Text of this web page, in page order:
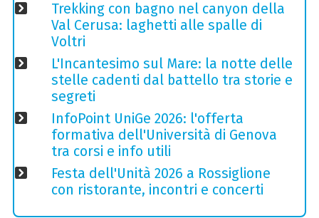
Trekking con bagno nel canyon della
Val Cerusa: laghetti alle spalle di
Voltri
L'Incantesimo sul Mare: la notte delle
stelle cadenti dal battello tra storie e
segreti
InfoPoint UniGe 2026: l'offerta
formativa dell'Università di Genova
tra corsi e info utili
Festa dell'Unità 2026 a Rossiglione
con ristorante, incontri e concerti